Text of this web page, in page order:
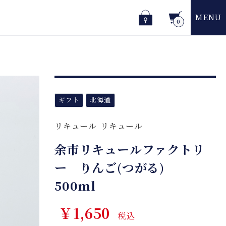
0 MENU
ギフト 北海道
リキュール リキュール
余市リキュールファクトリ
ー りんご(つがる)
500ml
￥1,650 税込